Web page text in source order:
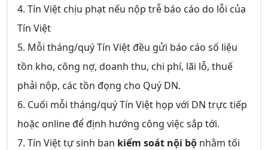
4. Tín Việt chịu phạt nếu nộp trễ báo cáo do lỗi của
Tín Việt
5. Mỗi tháng/quý Tín Việt đều gửi báo cáo số liệu
tồn kho, công nợ, doanh thu, chi phí, lãi lỗ, thuế
phải nộp, các tồn đọng cho Quý DN.
6. Cuối mỗi tháng/quý Tín Việt họp với DN trực tiếp
hoặc online để định hướng công việc sắp tới.
7. Tín Việt tự sinh ban kiểm soát nội bộ nhằm tối